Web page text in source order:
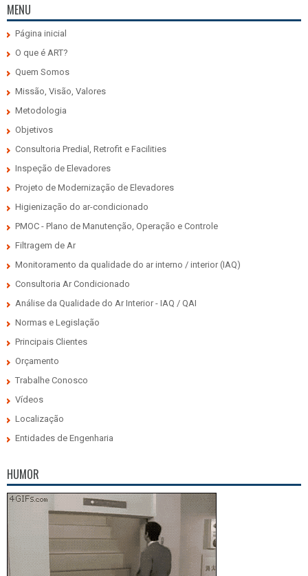
MENU
Página inicial
O que é ART?
Quem Somos
Missão, Visão, Valores
Metodologia
Objetivos
Consultoria Predial, Retrofit e Facilities
Inspeção de Elevadores
Projeto de Modernização de Elevadores
Higienização do ar-condicionado
PMOC - Plano de Manutenção, Operação e Controle
Filtragem de Ar
Monitoramento da qualidade do ar interno / interior (IAQ)
Consultoria Ar Condicionado
Análise da Qualidade do Ar Interior - IAQ / QAI
Normas e Legislação
Principais Clientes
Orçamento
Trabalhe Conosco
Vídeos
Localização
Entidades de Engenharia
HUMOR